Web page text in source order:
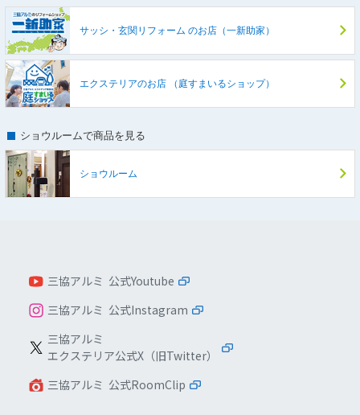
サッシ・玄関リフォーム のお店（一新助家）
エクステリアのお店（庭すまいるショップ）
ショウルームで商品を見る
ショウルーム
三協アルミ 公式Youtube
三協アルミ 公式Instagram
三協アルミ
エクステリア公式X（旧Twitter）
三協アルミ 公式RoomClip